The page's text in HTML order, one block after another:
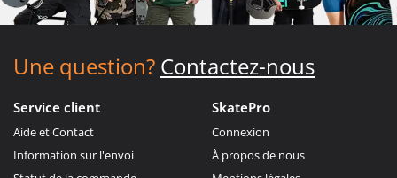
Une question? Contactez-nous
Service client
Aide et Contact
Information sur l'envoi
SkatePro
Connexion
À propos de nous